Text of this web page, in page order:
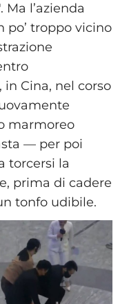
l’azienda
po’ troppo vicino
Cina, nel corso
marmoreo
— per poi
torcersi la
prima di cadere
tonfo udibile.